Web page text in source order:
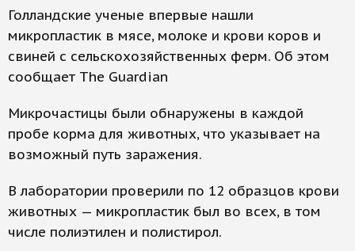
Голландские ученые впервые нашли
микропластик в мясе, молоке и крови коров и
свиней с сельскохозяйственных ферм. Об этом
сообщает The Guardian
Микрочастицы были обнаружены в каждой
пробе корма для животных, что указывает на
возможный путь заражения.
В лаборатории проверили по 12 образцов крови
животных — микропластик был во всех, в том
числе полиэтилен и полистирол.